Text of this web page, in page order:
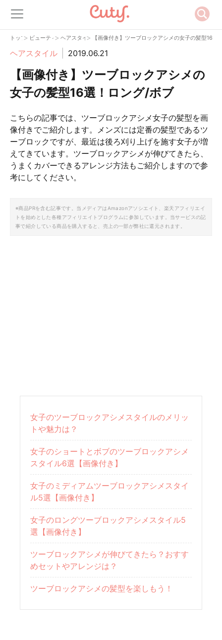
トップ> ビューティー
> ヘアスタイル
> 【画像付き】ツーブロックアシメの女子の髪型16選
ヘアスタイル 2019.06.21
【画像付き】ツーブロックアシメの
女子の髪型16選！ロング/ボブ
こちらの記事では、ツーブロックアシメ女子の髪型を画
像付きでご紹介します。メンズには定番の髪型であるツ
ーブロックですが、最近は後ろ刈り上げを施す女子が増
えてきています。ツーブロックアシメが伸びてきたら、
うまくカバーできるアレンジ方法もご紹介しますので参
考にしてください。
※商品PRを含む記事です。当メディアはAmazonアソシエイト、楽天アフィリエイ
トを始めとした各種アフィリエイトプログラムに参加しています。当サービスの記
事で紹介している商品を購入すると、売上の一部が弊社に還元されます。
女子のツーブロックアシメスタイルのメリッ
トや魅力は？
女子のショートとボブのツーブロックアシメ
スタイル6選【画像付き】
女子のミディアムツーブロックアシメスタイ
ル5選【画像付き】
女子のロングツーブロックアシメスタイル5
選【画像付き】
ツーブロックアシメが伸びてきたら？おすす
めセットやアレンジは？
ツーブロックアシメの髪型を楽しもう！